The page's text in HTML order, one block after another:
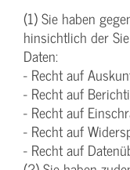
(1) Sie haben
hinsichtlich der
Daten:
- Recht auf
- Recht auf
- Recht auf
- Recht auf
- Recht auf